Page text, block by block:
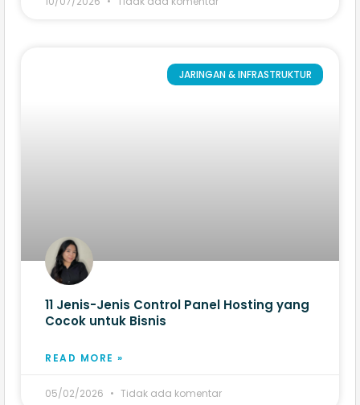
JARINGAN & INFRASTRUKTUR
11 Jenis-Jenis Control Panel Hosting yang
Cocok untuk Bisnis
READ MORE »
05/02/2026 Tidak ada komentar